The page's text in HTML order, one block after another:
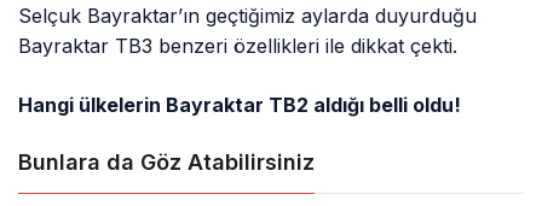
Selçuk Bayraktar’ın geçtiğimiz aylarda duyurduğu
Bayraktar TB3 benzeri özellikleri ile dikkat çekti.
Hangi ülkelerin Bayraktar TB2 aldığı belli oldu!
Bunlara da Göz Atabilirsiniz